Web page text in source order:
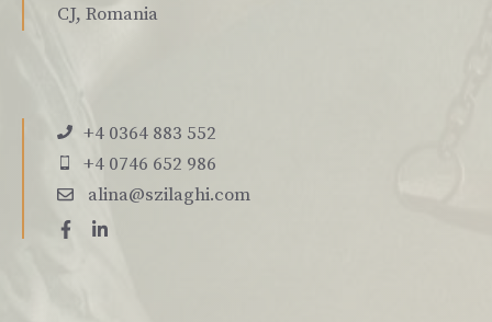
CJ, Romania
+4 0364 883 552
+4 0746 652 986
alina@szilaghi.com